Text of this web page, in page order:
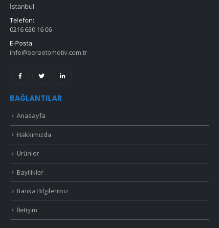
İstanbul
Telefon:
0216 630 16 06
E-Posta:
info@beraotomotiv.com.tr
BAĞLANTILAR
Anasayfa
Hakkımızda
Ürünler
Bayilikler
Banka Bilgilerimiz
İletişim